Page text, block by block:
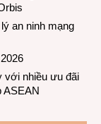
an ninh mạng
với nhiều ưu đãi
ASEAN